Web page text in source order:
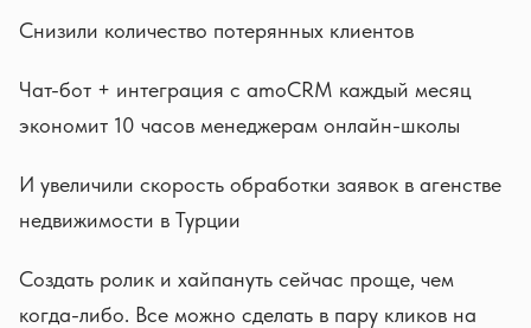
Снизили количество потерянных клиентов
Чат-бот + интеграция с amoCRM каждый месяц
экономит 10 часов менеджерам онлайн-школы
И увеличили скорость обработки заявок в агенстве
недвижимости в Турции
Создать ролик и хайпануть сейчас проще, чем
когда-либо. Все можно сделать в пару кликов на